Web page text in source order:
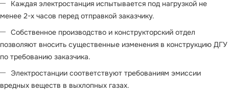
Каждая электростанция испытывается под нагрузкой не
менее 2-х часов перед отправкой заказчику.
Собственное производство и конструкторский отдел
позволяют вносить существенные изменения в конструкцию ДГУ
по требованию заказчика.
Электростанции соответствуют требованиям эмиссии
вредных веществ в выхлопных газах.